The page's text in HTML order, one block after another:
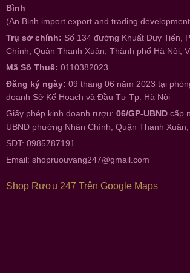
Bình
(An Binh import export and trading
Trụ sở chính: Số 134 đường Khuất Duy Tiến,
Chính, Quận Thanh Xuân, Thành phố Hà Nội,
Mã Số Thuế: 0110382023
Đăng ký ngày: 09 tháng 06 năm 2023 tại
doanh Sở Kế Hoạch và Đầu Tư Tp. Hà Nội
Giấy phép kinh doanh rượu: 06/GP-UBND cấp
UBND phường Nhân Chính, Quận Thanh
SĐT: 0985787191
Email: shopruouvang247@gmail.com
Shop Rượu 247 Trên Google Maps